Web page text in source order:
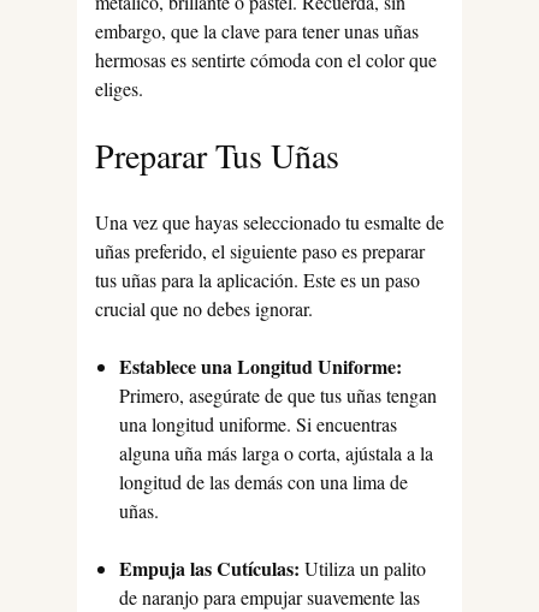
embargo, que la clave para tener unas uñas
hermosas es sentirte cómoda con el color que
eliges.
Preparar Tus Uñas
Una vez que hayas seleccionado tu esmalte de
uñas preferido, el siguiente paso es preparar
tus uñas para la aplicación. Este es un paso
crucial que no debes ignorar.
Establece una Longitud Uniforme:
Primero, asegúrate de que tus uñas tengan
una longitud uniforme. Si encuentras
alguna uña más larga o corta, ajústala a la
longitud de las demás con una lima de
uñas.
Empuja las Cutículas: Utiliza un palito
de naranjo para empujar suavemente las